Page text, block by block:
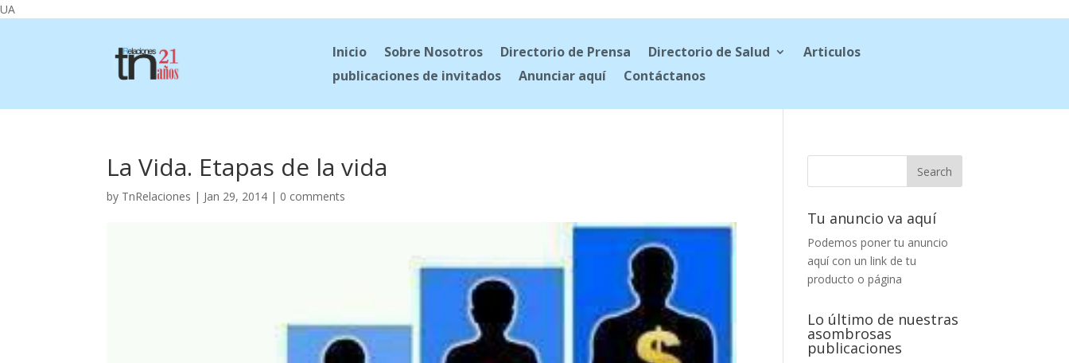
UA
Inicio Sobre Nosotros Directorio de Prensa Directorio de Salud
Articulos
publicaciones de invitados
Anunciar aquí Contáctanos
La Vida. Etapas de la vida
by TnRelaciones | Jan 29, 2014 | 0 comments
Tu anuncio va aquí
Podemos poner tu anuncio
aquí con un link de tu
producto o página
Lo último de nuestras
asombrosas
publicaciones